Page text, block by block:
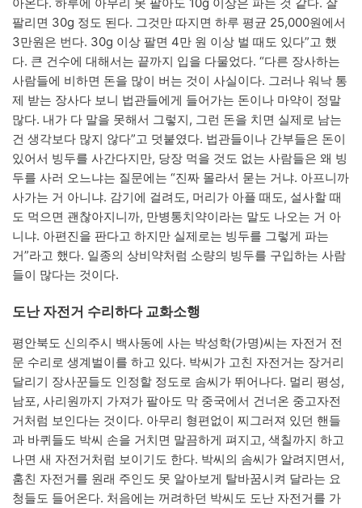
팔리면 30g 정도 된다. 그것만 따지면 하루 평균 25,000원에서
3만원은 번다. 30g 이상 팔면 4만 원 이상 벌 때도 있다”고 했
다. 큰 건수에 대해서는 끝까지 입을 다물었다. “다른 장사하는
사람들에 비하면 돈을 많이 버는 것이 사실이다. 그러나 워낙 통
제 받는 장사다 보니 법관들에게 들어가는 돈이나 마약이 정말
많다. 내가 다 말을 못해서 그렇지, 그런 돈을 치면 실제로 남는
건 생각보다 많지 않다”고 덧붙였다. 법관들이나 간부들은 돈이
있어서 빙두를 사간다지만, 당장 먹을 것도 없는 사람들은 왜 빙
두를 사러 오느냐는 질문에는 “진짜 몰라서 묻는 거냐. 아프니까
사가는 거 아니냐. 감기에 걸려도, 머리가 아플 때도, 설사할 때
도 먹으면 괜찮아지니까, 만병통치약이라는 말도 나오는 거 아
니냐. 아편진을 판다고 하지만 실제로는 빙두를 그렇게 파는
거”라고 했다. 일종의 상비약처럼 소량의 빙두를 구입하는 사람
들이 많다는 것이다.
도난 자전거 수리하다 교화소행
평안북도 신의주시 백사동에 사는 박성학(가명)씨는 자전거 전
문 수리로 생계벌이를 하고 있다. 박씨가 고친 자전거는 장거리
달리기 장사꾼들도 인정할 정도로 솜씨가 뛰어나다. 멀리 평성,
남포, 사리원까지 가져가 팔아도 막 중국에서 건너온 중고자전
거처럼 보인다는 것이다. 아무리 형편없이 찌그러져 있던 핸들
과 바퀴들도 박씨 손을 거치면 말끔하게 펴지고, 색칠까지 하고
나면 새 자전거처럼 보이기도 한다. 박씨의 솜씨가 알려지면서,
훔친 자전거를 원래 주인도 못 알아보게 탈바꿈시켜 달라는 요
청들도 들어온다. 처음에는 꺼려하던 박씨도 도난 자전거를 가